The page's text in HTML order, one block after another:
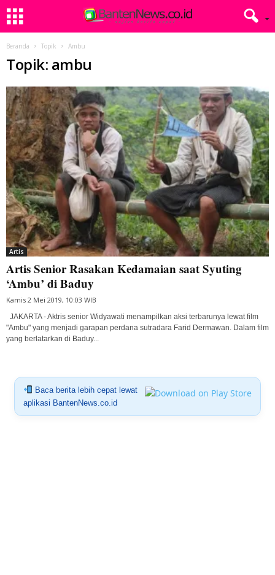
Beranda Topik Ambu
Topik: ambu
Artis
Artis Senior Rasakan Kedamaian saat Syuting
‘Ambu’ di Baduy
Kamis 2 Mei 2019, 10:03 WIB
JAKARTA - Aktris senior Widyawati menampilkan aksi terbarunya lewat film
"Ambu" yang menjadi garapan perdana sutradara Farid Dermawan. Dalam film
yang berlatarkan di Baduy...
Baca berita lebih cepat lewat
aplikasi BantenNews.co.id